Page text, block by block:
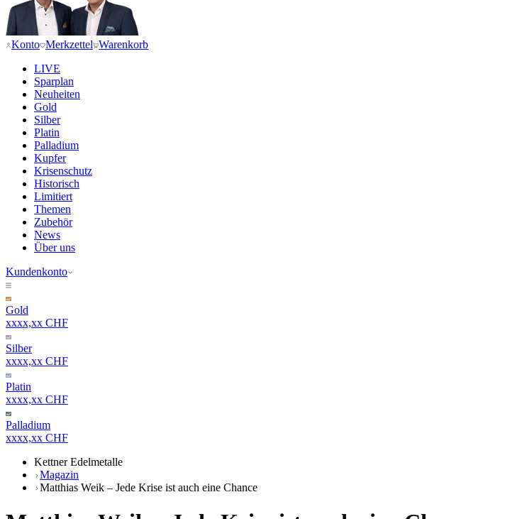
Konto Merkzettel Warenkorb
LIVE
Sparplan
Neuheiten
Gold
Silber
Platin
Palladium
Kupfer
Krisenschutz
Historisch
Limitiert
Themen
Zubehör
News
Über uns
Kundenkonto
Gold
xxxx,xx CHF
Silber
xxxx,xx CHF
Platin
xxxx,xx CHF
Palladium
xxxx,xx CHF
Kettner Edelmetalle
Magazin
Matthias Weik – Jede Krise ist auch eine Chance